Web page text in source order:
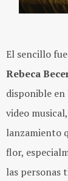
El sencillo
Rebeca
disponible en
video
lanzamiento
flor,
las personas